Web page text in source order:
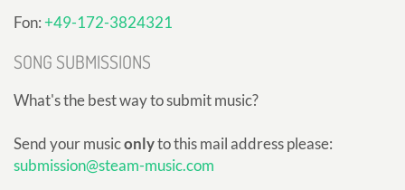
Fon:+49-172-3824321
SONG SUBMISSIONS
What's the best way to submit music?
Send your musiconlyto this mail address please:
submission@steam-music.com